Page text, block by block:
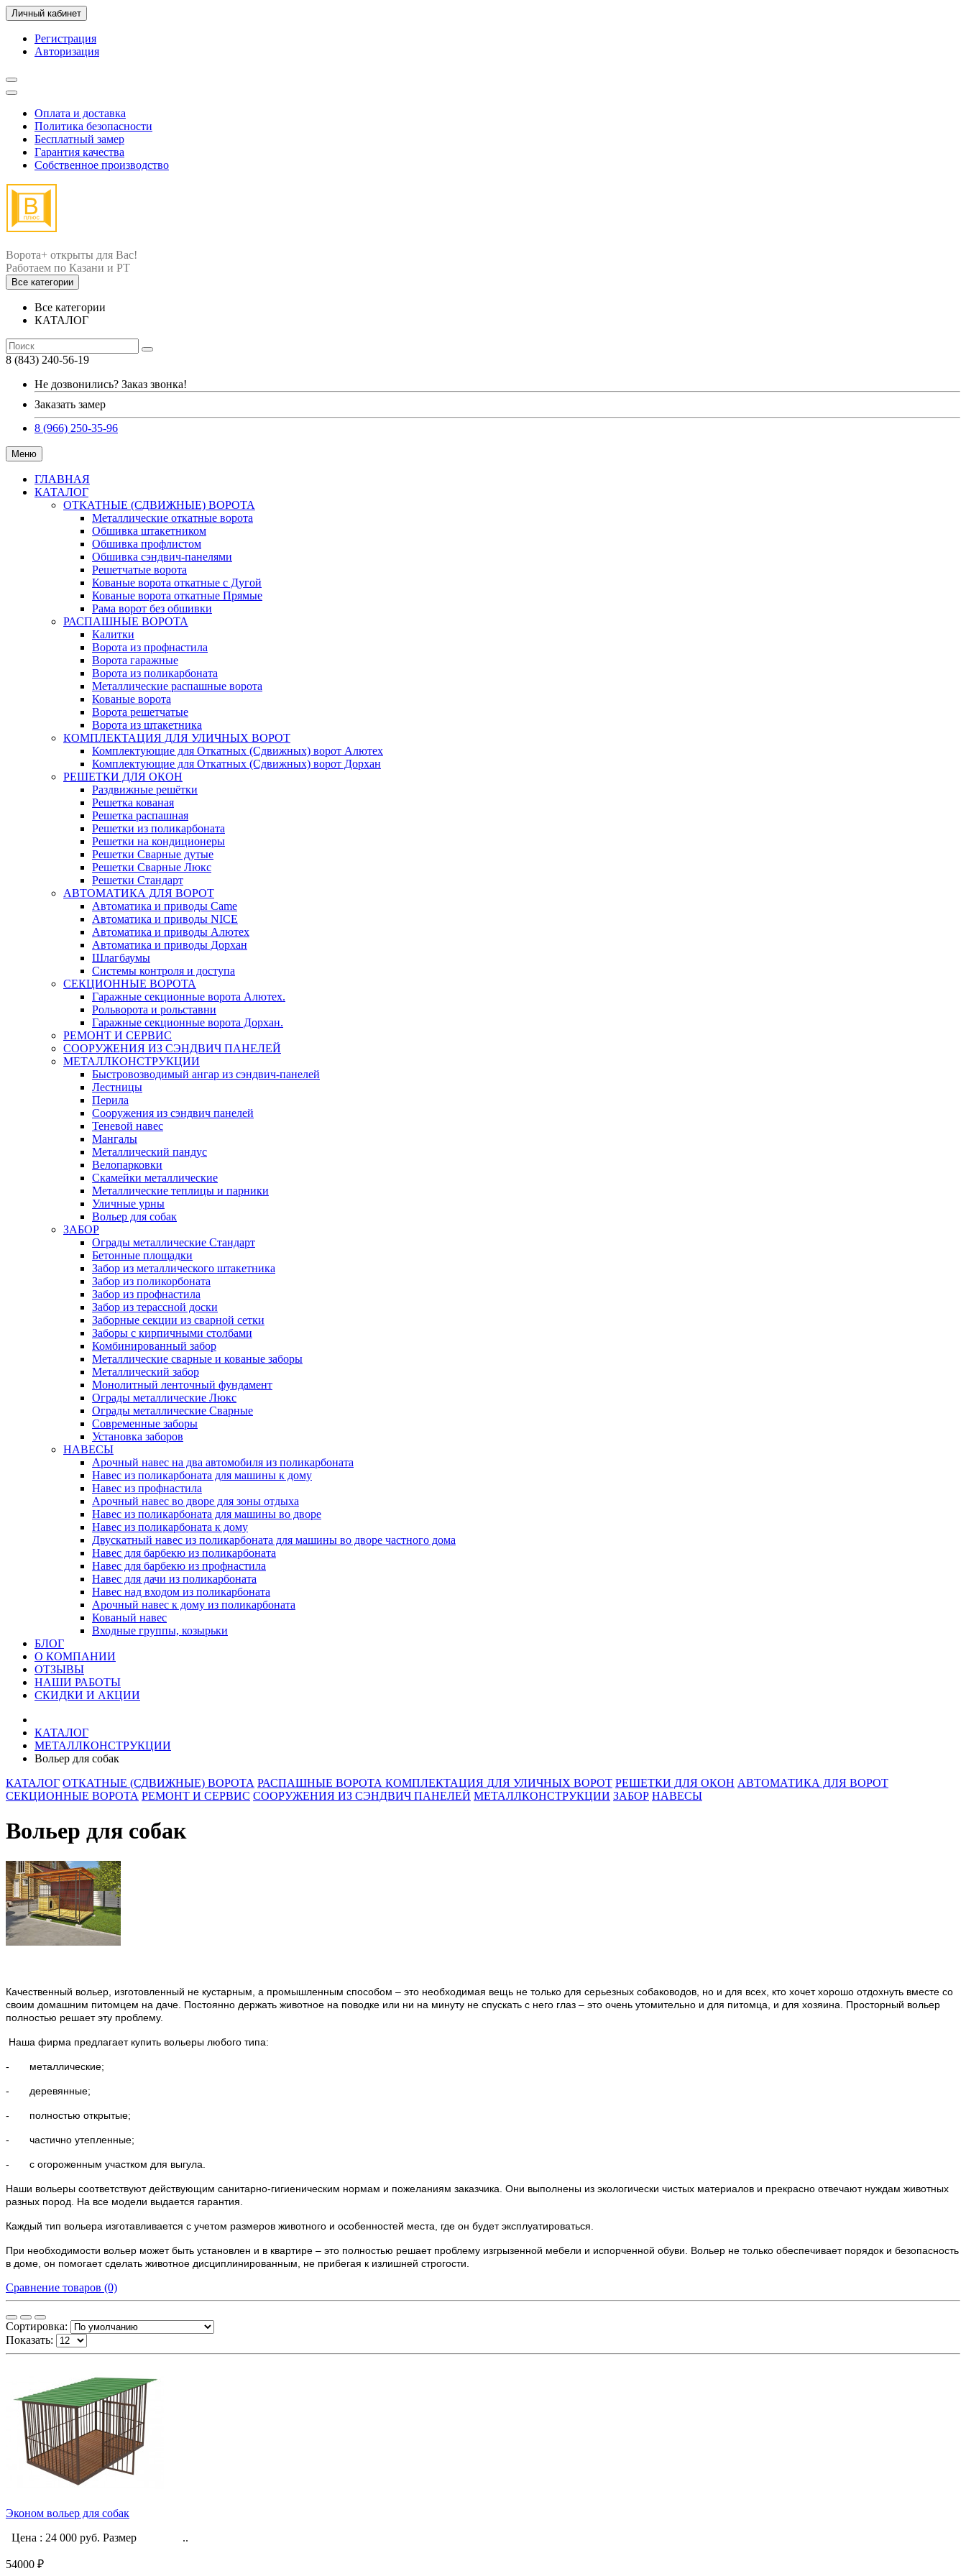
Личный кабинет
Регистрация
Авторизация
Оплата и доставка
Политика безопасности
Бесплатный замер
Гарантия качества
Собственное производство
Ворота+ открыты для Вас!
Все категории
Все категории
КАТАЛОГ
8 (843) 240-56-19
Не дозвонились? Заказ звонка!
Заказать замер
8 (966) 250-35-96
Меню
ГЛАВНАЯ
КАТАЛОГ
ОТКАТНЫЕ (СДВИЖНЫЕ) ВОРОТА
Металлические откатные ворота
Обшивка штакетником
Обшивка профлистом
Обшивка сэндвич-панелями
Решетчатые ворота
Кованые ворота откатные с Дугой
Кованые ворота откатные Прямые
Рама ворот без обшивки
РАСПАШНЫЕ ВОРОТА
Калитки
Ворота из профнастила
Ворота гаражные
Ворота из поликарбоната
Металлические распашные ворота
Кованые ворота
Ворота решетчатые
Ворота из штакетника
КОМПЛЕКТАЦИЯ ДЛЯ УЛИЧНЫХ ВОРОТ
Комплектующие для Откатных (Сдвижных) ворот Алютех
Комплектующие для Откатных (Сдвижных) ворот Дорхан
РЕШЕТКИ ДЛЯ ОКОН
Раздвижные решётки
Решетка кованая
Решетка распашная
Решетки из поликарбоната
Решетки на кондиционеры
Решетки Сварные дутые
Решетки Сварные Люкс
Решетки Стандарт
АВТОМАТИКА ДЛЯ ВОРОТ
Автоматика и приводы Came
Автоматика и приводы NICE
Автоматика и приводы Алютех
Автоматика и приводы Дорхан
Шлагбаумы
Системы контроля и доступа
СЕКЦИОННЫЕ ВОРОТА
Гаражные секционные ворота Алютех.
Рольворота и рольставни
Гаражные секционные ворота Дорхан.
РЕМОНТ И СЕРВИС
СООРУЖЕНИЯ ИЗ СЭНДВИЧ ПАНЕЛЕЙ
МЕТАЛЛКОНСТРУКЦИИ
Быстровозводимый ангар из сэндвич-панелей
Лестницы
Перила
Сооружения из сэндвич панелей
Теневой навес
Мангалы
Металлический пандус
Велопарковки
Скамейки металлические
Металлические теплицы и парники
Уличные урны
Вольер для собак
ЗАБОР
Ограды металлические Стандарт
Бетонные площадки
Забор из металлического штакетника
Забор из поликорбоната
Забор из профнастила
Забор из терассной доски
Заборные секции из сварной сетки
Заборы с кирпичными столбами
Комбинированный забор
Металлические сварные и кованые заборы
Металлический забор
Монолитный ленточный фундамент
Ограды металлические Люкс
Ограды металлические Сварные
Современные заборы
Установка заборов
НАВЕСЫ
Арочный навес на два автомобиля из поликарбоната
Навес из поликарбоната для машины к дому
Навес из профнастила
Арочный навес во дворе для зоны отдыха
Навес из поликарбоната для машины во дворе
Навес из поликарбоната к дому
Двускатный навес из поликарбоната для машины во дворе частного дома
Навес для барбекю из поликарбоната
Навес для барбекю из профнастила
Навес для дачи из поликарбоната
Навес над входом из поликарбоната
Арочный навес к дому из поликарбоната
Кованый навес
Входные группы, козырьки
БЛОГ
О КОМПАНИИ
ОТЗЫВЫ
НАШИ РАБОТЫ
СКИДКИ И АКЦИИ
КАТАЛОГ
МЕТАЛЛКОНСТРУКЦИИ
Вольер для собак
КАТАЛОГ ОТКАТНЫЕ (СДВИЖНЫЕ) ВОРОТА РАСПАШНЫЕ ВОРОТА КОМПЛЕКТАЦИЯ ДЛЯ УЛИЧНЫХ ВОРОТ РЕШЕТКИ ДЛЯ ОКОН АВТОМАТИКА ДЛЯ ВОРОТ
СЕКЦИОННЫЕ ВОРОТА РЕМОНТ И СЕРВИС СООРУЖЕНИЯ ИЗ СЭНДВИЧ ПАНЕЛЕЙ МЕТАЛЛКОНСТРУКЦИИ ЗАБОР НАВЕСЫ
Вольер для собак
Качественный вольер, изготовленный не кустарным, а промышленным способом – это необходимая вещь не только для серьезных собаководов, но и для всех, кто хочет хорошо отдохнуть вместе со
своим домашним питомцем на даче. Постоянно держать животное на поводке или ни на минуту не спускать с него глаз – это очень утомительно и для питомца, и для хозяина. Просторный вольер
полностью решает эту проблему.
Наша фирма предлагает купить вольеры любого типа:
- металлические;
- деревянные;
- полностью открытые;
- частично утепленные;
- с огороженным участком для выгула.
Наши вольеры соответствуют действующим санитарно-гигиеническим нормам и пожеланиям заказчика. Они выполнены из экологически чистых материалов и прекрасно отвечают нуждам животных
разных пород. На все модели выдается гарантия.
Каждый тип вольера изготавливается с учетом размеров животного и особенностей места, где он будет эксплуатироваться.
При необходимости вольер может быть установлен и в квартире – это полностью решает проблему изгрызенной мебели и испорченной обуви. Вольер не только обеспечивает порядок и безопасность
в доме, он помогает сделать животное дисциплинированным, не прибегая к излишней строгости.
Сравнение товаров (0)
Сортировка:
Показать:
Эконом вольер для собак
Цена : 24 000 руб. Размер ..
54000 ₽